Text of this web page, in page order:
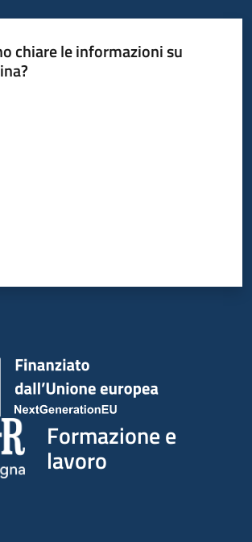
chiare le informazioni su
Formazione e
lavoro